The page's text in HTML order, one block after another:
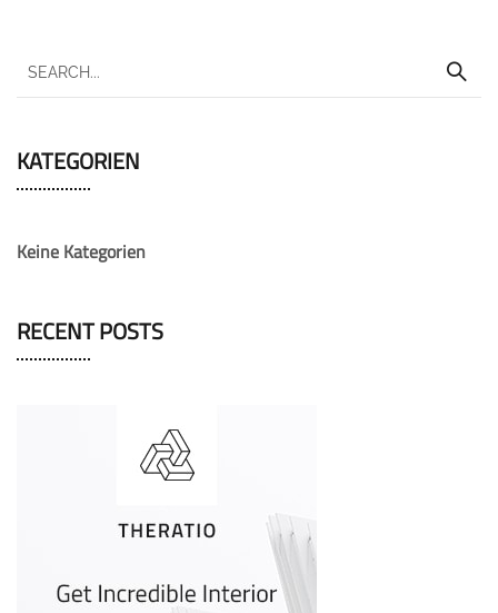
KATEGORIEN
Keine Kategorien
RECENT POSTS